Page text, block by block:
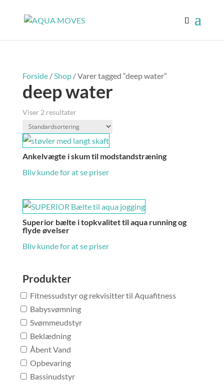
Forside/Shop/ Varer tagged “deep water”
deep water
Viser 2 resultater
Ankelvægte i skum til modstandstræning
Bliv kunde for at se priser
Superior bælte i topkvalitet til aqua running og
flyde øvelser
Bliv kunde for at se priser
Produkter
Fitnessudstyr og rekvisitter til Aquafitness
Babysvømning
Svømmeudstyr
Beklædning
Åbent Vand
Opbevaring
Bassinudstyr